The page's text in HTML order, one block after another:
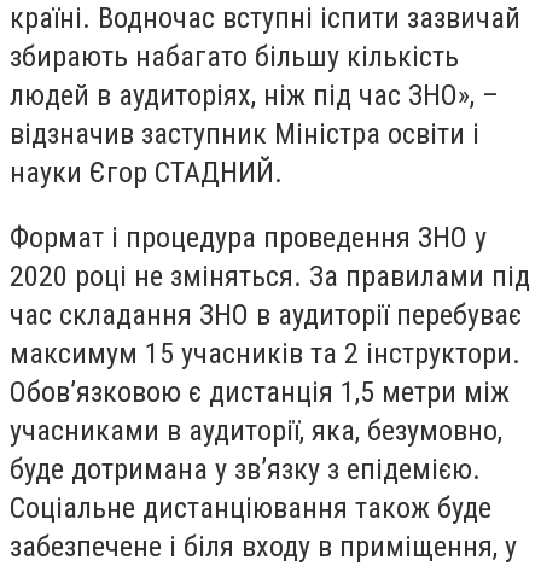
країні. Водночас вступні іспити зазвичай
збирають набагато більшу кількість
людей в аудиторіях, ніж під час ЗНО», –
відзначив заступник Міністра освіти і
науки Єгор СТАДНИЙ.
Формат і процедура проведення ЗНО у
2020 році не зміняться. За правилами під
час складання ЗНО в аудиторії перебуває
максимум 15 учасників та 2 інструктори.
Обов’язковою є дистанція 1,5 метри між
учасниками в аудиторії, яка, безумовно,
буде дотримана у зв’язку з епідемією.
Соціальне дистанціювання також буде
забезпечене і біля входу в приміщення, у